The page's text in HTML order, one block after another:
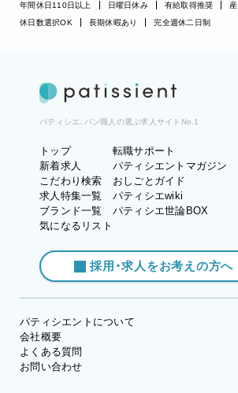
年間休日110日以上
日曜日休み 有給取得推奨
休日数選択OK
長期休暇あり 完全週休二日制
パティシエ、パン職人の選ぶ求人サイトNo.1
トップ
新着求人
こだわり検索
求人特集一覧
ブランド一覧
気になるリスト
転職サポート
パティシエントマガジン
おしごとガイド
パティシエwiki
パティシエ世論BOX
採用・求人をお考えの方へ
パティシエントについて
会社概要
よくある質問
お問い合わせ